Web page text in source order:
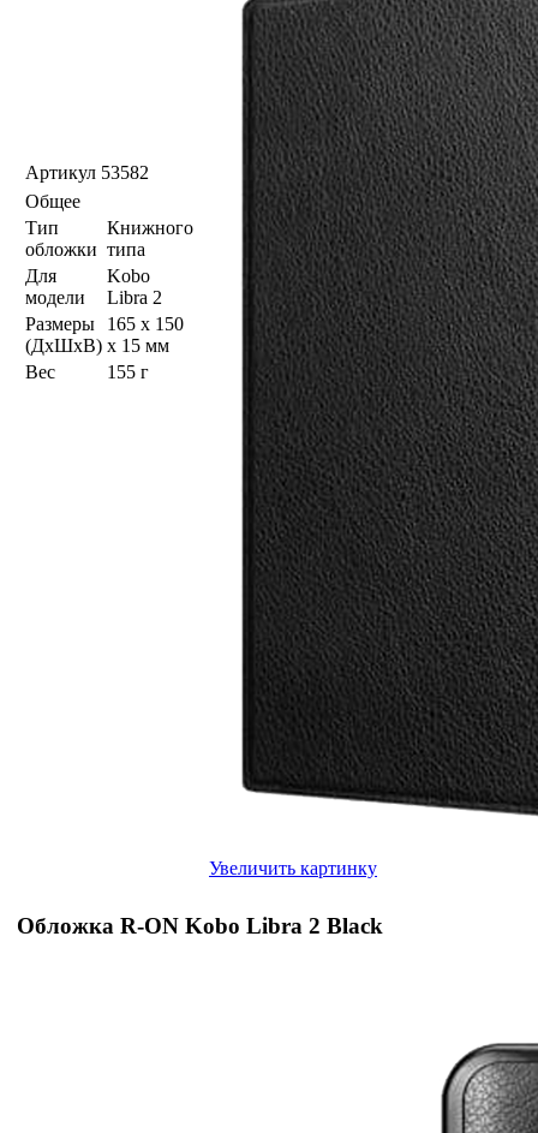
Артикул 53582
Общее
Тип
обложки
Книжного
типа
Для
модели
Kobo
Libra 2
Размеры
(ДхШхВ)
165 x 150
x 15 мм
Вес
155 г
Увеличить картинку
Обложка R-ON Kobo Libra 2 Black